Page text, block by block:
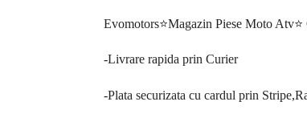
Evomotors⭐️Magazin Piese Moto
-Livrare rapida prin Curier
-Plata securizata cu cardul prin